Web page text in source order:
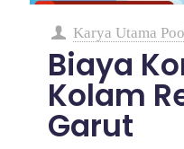
Karya Utama
Biaya
Kolam
Garut